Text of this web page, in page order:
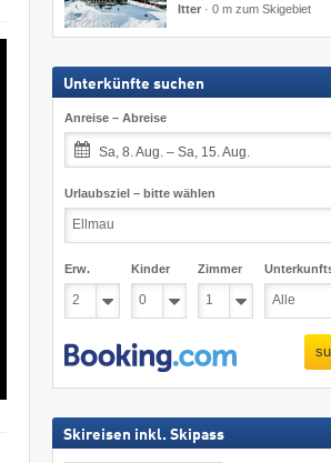
Itter· 0 m zum Skigebiet
Unterkünfte suchen
Anreise – Abreise
Sa, 8. Aug. – Sa, 15. Aug.
Urlaubsziel – bitte wählen
Erw. Kinder Zimmer
Skireisen inkl. Skipass